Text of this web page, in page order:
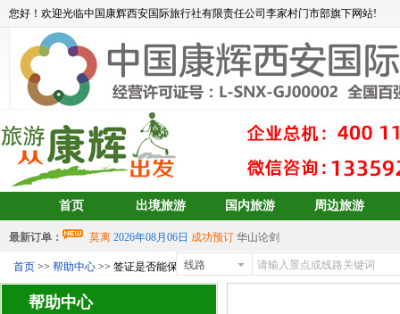
您好！欢迎光临中国康辉西安国际旅行社有限责任公司李家村门市部旗下网站!
首页 出境旅游 国内旅游 周边旅游
最新订单： 莫离 2026年08月06日 成功预订 华山论剑
成功预订
宝藏大东北6日游
2026年08月04日成功预订青岛、日照、乳山、威海、
线路
首页 >> 帮助中心 >> 签证是否能保证通过呢？
帮助中心